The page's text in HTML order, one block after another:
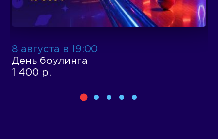
8 августа в 19:00
День боулинга
1 400 р.